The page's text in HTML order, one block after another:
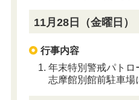
11月28日（金曜日）
行事内容
年末特別警戒パトロ
志摩館別館前駐車場